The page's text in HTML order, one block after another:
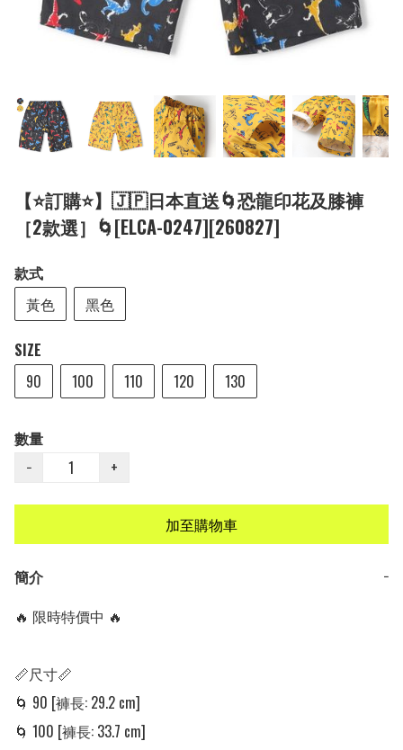
【⭐訂購⭐】🇯🇵日本直送🌀恐龍印花及膝褲
［2款選］🌀[ELCA-0247][260827]
款式
黃色
黑色
SIZE
90
100 110 120 130
數量
−
+
加至購物車
簡介
−
🔥 限時特價中 🔥
📏尺寸📏
🌀 90 [褲長: 29.2 cm]
🌀 100 [褲長: 33.7 cm]